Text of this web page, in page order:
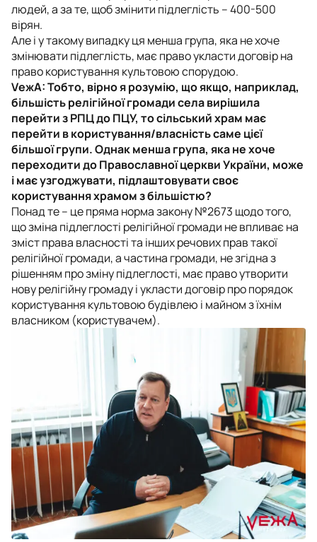
людей, а за те, щоб змінити підлеглість – 400-500
вірян.
Але і у такому випадку ця менша група, яка не хоче
змінювати підлеглість, має право укласти договір на
право користування культовою спорудою.
VежА: Тобто, вірно я розумію, що якщо, наприклад,
більшість релігійної громади села вирішила
перейти з РПЦ до ПЦУ, то сільський храм має
перейти в користування/власність саме цієї
більшої групи. Однак менша група, яка не хоче
переходити до Православної церкви України, може
і має узгоджувати, підлаштовувати своє
користування храмом з більшістю?
Понад те – це пряма норма закону №2673 щодо того,
що зміна підлеглості релігійної громади не впливає на
зміст права власності та інших речових прав такої
релігійної громади, а частина громади, не згідна з
рішенням про зміну підлеглості, має право утворити
нову релігійну громаду і укласти договір про порядок
користування культовою будівлею і майном з їхнім
власником (користувачем).